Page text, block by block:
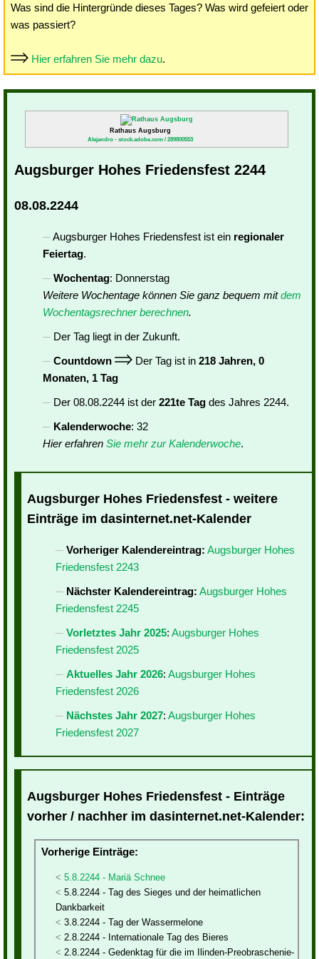
Was sind die Hintergründe dieses Tages? Was wird gefeiert oder
was passiert?
Hier erfahren Sie mehr dazu.
Rathaus Augsburg
Alejandro - stock.adobe.com / 289800553
Augsburger Hohes Friedensfest 2244
08.08.2244
Augsburger Hohes Friedensfest ist ein regionaler
Feiertag.
Wochentag: Donnerstag
Weitere Wochentage können Sie ganz bequem mitdem
Wochentagsrechner berechnen.
Der Tag liegt in der Zukunft.
Countdown
Der Tag ist in 218 Jahren, 0
Monaten, 1 Tag
Der 08.08.2244 ist der 221te Tag des Jahres 2244.
Kalenderwoche: 32
Hier erfahren Sie mehr zur Kalenderwoche.
Augsburger Hohes Friedensfest - weitere
Einträge im dasinternet.net-Kalender
Vorheriger Kalendereintrag: Augsburger Hohes
Friedensfest 2243
Nächster Kalendereintrag: Augsburger Hohes
Friedensfest 2245
Vorletztes Jahr 2025: Augsburger Hohes
Friedensfest 2025
Aktuelles Jahr 2026: Augsburger Hohes
Friedensfest 2026
Nächstes Jahr 2027: Augsburger Hohes
Friedensfest 2027
Augsburger Hohes Friedensfest - Einträge
vorher / nachher im dasinternet.net-Kalender:
Vorherige Einträge:
5.8.2244 - Mariä Schnee
5.8.2244 - Tag des Sieges und der heimatlichen
Dankbarkeit
3.8.2244 - Tag der Wassermelone
2.8.2244 - Internationale Tag des Bieres
2.8.2244 - Gedenktag für die im Ilinden-Preobraschenie-